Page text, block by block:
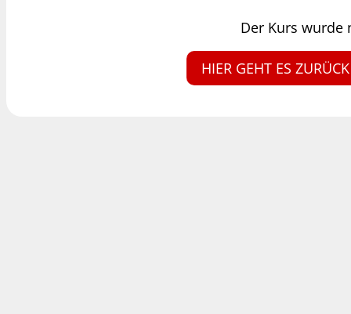
Der Kurs wurde
HIER GEHT ES